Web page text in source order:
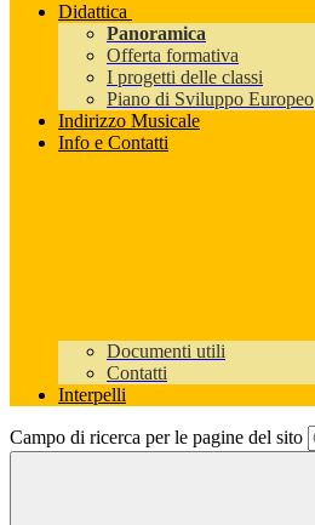
Didattica
Panoramica
Offerta formativa
I progetti delle classi
Piano di Sviluppo Europeo
Indirizzo Musicale
Info e Contatti
Documenti utili
Contatti
Interpelli
Campo di ricerca per le pagine del sito